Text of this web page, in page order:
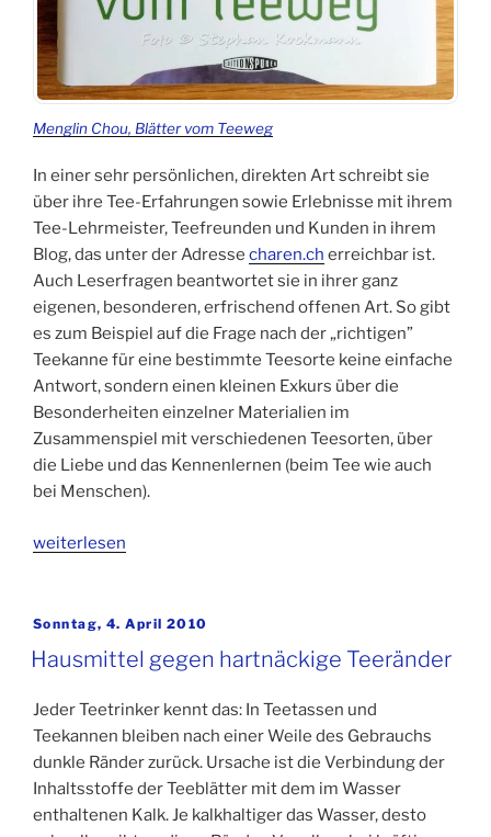
Menglin Chou, Blätter vom Teeweg
In einer sehr persönlichen, direkten Art schreibt sie
über ihre Tee-Erfahrungen sowie Erlebnisse mit ihrem
Tee-Lehrmeister, Teefreunden und Kunden in ihrem
Blog, das unter der Adresse charen.ch erreichbar ist.
Auch Leserfragen beantwortet sie in ihrer ganz
eigenen, besonderen, erfrischend offenen Art. So gibt
es zum Beispiel auf die Frage nach der „richtigen”
Teekanne für eine bestimmte Teesorte keine einfache
Antwort, sondern einen kleinen Exkurs über die
Besonderheiten einzelner Materialien im
Zusammenspiel mit verschiedenen Teesorten, über
die Liebe und das Kennenlernen (beim Tee wie auch
bei Menschen).
„Menglin
die
Blätter
vom
Teeweg“
weiterlesen
Veröffentlicht
Sonntag, 4. April 2010
Hausmittel gegen hartnäckige Teeränder
Jeder Teetrinker kennt das: In Teetassen und
Teekannen bleiben nach einer Weile des Gebrauchs
dunkle Ränder zurück. Ursache ist die Verbindung der
Inhaltsstoffe der Teeblätter mit dem im Wasser
enthaltenen Kalk. Je kalkhaltiger das Wasser, desto